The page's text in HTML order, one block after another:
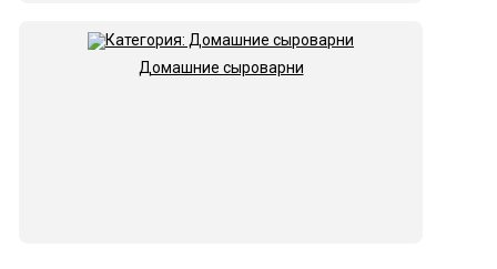
Домашние сыроварни